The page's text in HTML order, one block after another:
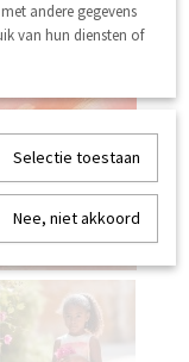
andere gegevens
van hun diensten of
Selectie toestaan
Nee, niet akkoord